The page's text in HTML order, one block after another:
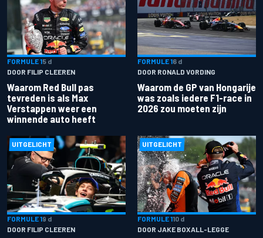
FORMULE 15 d
DOOR FILIP CLEEREN
Waarom Red Bull pas
tevreden is als Max
Verstappen weer een
winnende auto heeft
FORMULE 16 d
DOOR RONALD VORDING
Waarom de GP van Hongarije
was zoals iedere F1-race in
2026 zou moeten zijn
UITGELICHT
FORMULE 19 d
DOOR FILIP CLEEREN
UITGELICHT
FORMULE 110 d
DOOR JAKE BOXALL-LEGGE